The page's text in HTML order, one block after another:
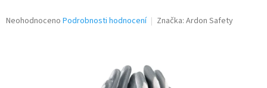
Průměrné
Neohodnoceno Podrobnosti hodnocení Značka: Ardon Safety